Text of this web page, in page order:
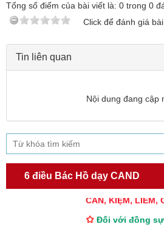
Tổng số điểm của bài viết là: 0 trong 0
Click để đánh giá
Tin liên quan
Nội dung đang cập
6 điều Bác Hồ dạy CAND
NGƯỜI CÔNG AN
Đối với tự mình,
CẦN, KIỆM, LIÊM,
Đối với đồng